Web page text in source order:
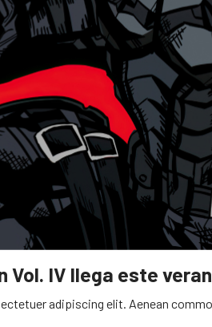
Vol. IV llega este
adipiscing elit. Aenean